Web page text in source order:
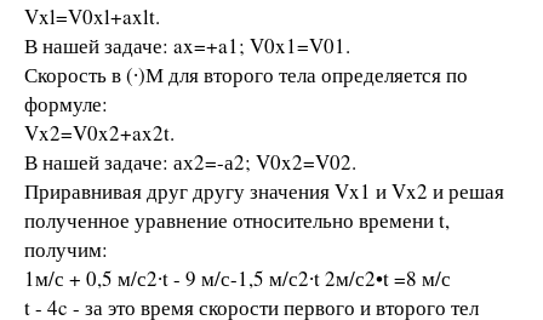
Vxl=V0xl+axlt.
В нашей задаче: ax=+a1; V0x1=V01.
Скорость в (∙)М для второго тела определяется по
формуле:
Vx2=V0x2+ax2t.
В нашей задаче: ах2=-а2; V0x2=V02.
Приравнивая друг другу значения Vx1 и Vx2 и решая
полученное уравнение относительно времени t,
получим:
1м/с + 0,5 м/с2∙t - 9 м/с-1,5 м/с2∙t 2м/с2•t =8 м/с
t - 4c - за это время скорости первого и второго тел